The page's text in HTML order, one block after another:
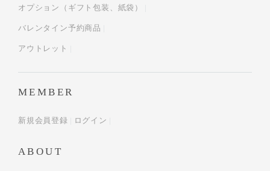
オプション（ギフト包装、紙袋）
バレンタイン予約商品
アウトレット
MEMBER
新規会員登録 ログイン
ABOUT